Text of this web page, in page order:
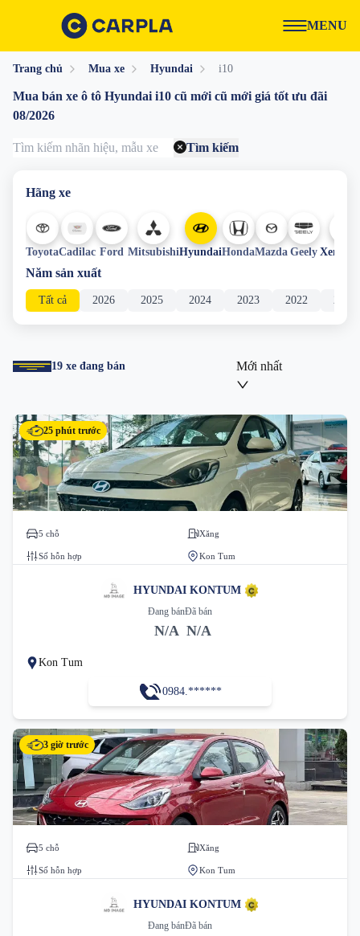
MENU
Trang chủ Mua xe Hyundai i10
Mua bán xe ô tô Hyundai i10 cũ mới cũ mới giá tốt ưu đãi
08/2026
Tìm kiếm
Hãng xe
ToyotaCadilac Ford MitsubishiHyundaiHondaMazda Geely Xem
Năm sản xuất
Tất cả 2026 2025 2024 2023 2022 2021
19 xe đang bán Mới nhất
25 phút trước
5 chỗ Xăng
Số hỗn hợp Kon Tum
HYUNDAI KONTUM
Đang bán
N/A
Đã bán
N/A
Kon Tum
0984.******
3 giờ trước
5 chỗ Xăng
Số hỗn hợp Kon Tum
HYUNDAI KONTUM
Đang bánĐã bán